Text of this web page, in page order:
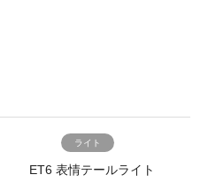
ライト
ET6 表情テールライト